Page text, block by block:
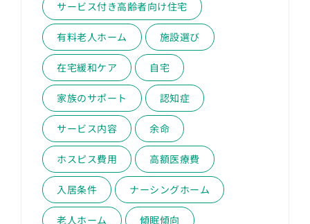
サービス付き高齢者向け住宅
有料老人ホーム 施設選び
在宅緩和ケア 自宅
家族のサポート 認知症
サービス内容 余命
ホスピス費用 高額医療費
入居条件 ナーシングホーム
老人ホーム 傾眠傾向